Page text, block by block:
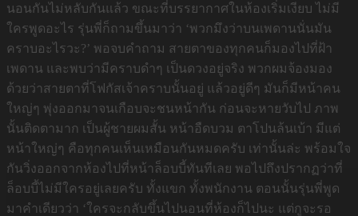
นอนกันไม่หลับกันแล้ว ขณะที่บรรยากาศในห้องเริ่มเงียบ ไม่มี
ใครพูดอะไร รุ่นพี่ก็ถามขึ้นมาว่า ‘พวกมึงว่าบนเพดานนั่นมัน
คราบอะไรวะ?’ พอจบคำถาม สายตาของทุกคนก็มองไปที่ฝ้า
เพดาน และพบว่ามีคราบดำๆ เป็นดวงอยู่จริง พวกผมจ้องมอง
ด้วยว่าสายตาที่โฟกัสเจ้าคราบนั้นอยู่ แล้วอยู่ดีๆ มันก็มีหน้าคน
ใหญ่ๆ พุ่งออกมาจนเกือบจะชนหน้ากัน ก่อนจะหายวับไป ภาพ
นั้นติดตามาก เป็นผู้ชายผมสั้น หน้าอืดบวม ตาโปนล้นเบ้า มีแต่
หน้าใหญ่ๆ คือทุกคนเห็นเหมือนกันหมดครับ เท่านั้นล่ะ พร้อมใจ
กันวิ่งออกจากห้องไปที่หน้าล็อบบี้ทันทีเลย พอไปถึงปรากฏว่าที่
ล็อบบี้ไม่มีใครอยู่เลยครับ ทั้งแขก ทั้งพนักงาน ตอนนั้นรุ่นพี่พูด
มาคำเดียวว่า ‘ใครจะกลับขึ้นไปนอนที่ห้องก็ไปนะ แต่กูจะรอ